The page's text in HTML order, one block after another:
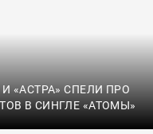
«АСТРА» СПЕЛИ ПРО
В СИНГЛЕ «АТОМЫ»